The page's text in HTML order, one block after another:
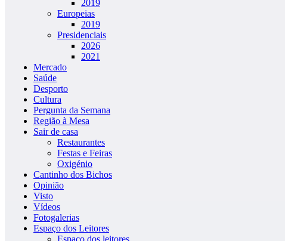
2019
Europeias
2019
Presidenciais
2026
2021
Mercado
Saúde
Desporto
Cultura
Pergunta da Semana
Região à Mesa
Sair de casa
Restaurantes
Festas e Feiras
Oxigénio
Cantinho dos Bichos
Opinião
Visto
Vídeos
Fotogalerias
Espaço dos Leitores
Espaço dos leitores